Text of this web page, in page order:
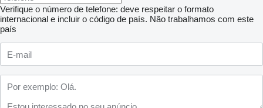
Verifique o número de telefone: deve respeitar o formato
internacional e incluir o código de país. Não trabalhamos com este
país